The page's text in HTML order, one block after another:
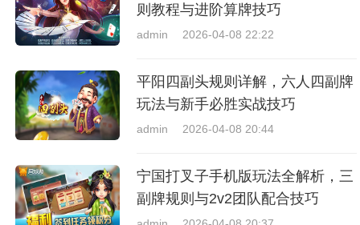
则教程与进阶算牌技巧
admin 2026-04-08 22:22
平阳四副头规则详解，六人四副牌
玩法与新手必胜实战技巧
admin 2026-04-08 20:44
宁国打叉子手机版玩法全解析，三
副牌规则与2v2团队配合技巧